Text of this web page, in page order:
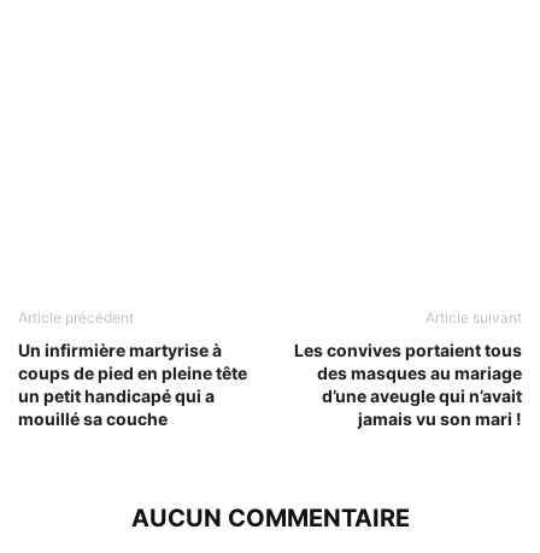
Article précédent
Un infirmière martyrise à
coups de pied en pleine tête
un petit handicapé qui a
mouillé sa couche
Article suivant
Les convives portaient tous
des masques au mariage
d’une aveugle qui n’avait
jamais vu son mari !
AUCUN COMMENTAIRE